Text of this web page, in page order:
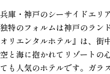
兵庫・神戸のシーサイドエリ
独特のフォルムは神戸のラン
オリエンタルホテル』は、街
空と海に抱かれてリゾートの
ても人気のホテルです。ガラ